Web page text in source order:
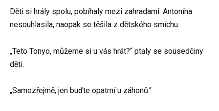
Děti si hrály spolu, pobíhaly mezi zahradami. Antonína
nesouhlasila, naopak se těšila z dětského smíchu.
„Teto Tonyo, můžeme si u vás hrát?“ ptaly se sousedčiny
děti.
„Samozřejmě, jen buďte opatrní u záhonů.“